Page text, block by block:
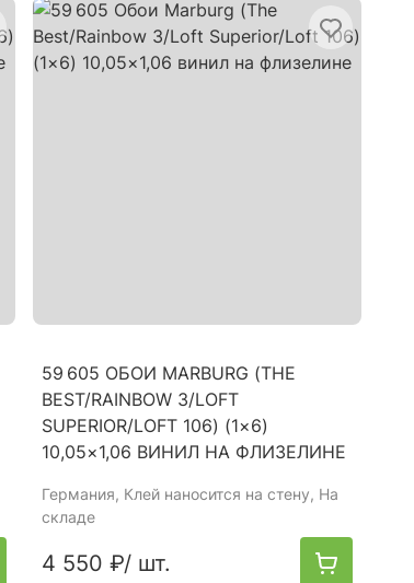
59 605 ОБОИ MARBURG (THE
BEST/RAINBOW 3/LOFT
SUPERIOR/LOFT 106) (1×6)
10,05×1,06 ВИНИЛ НА ФЛИЗЕЛИНЕ
Германия, Клей наносится на стену, На
складе
4 550 ₽/ шт.